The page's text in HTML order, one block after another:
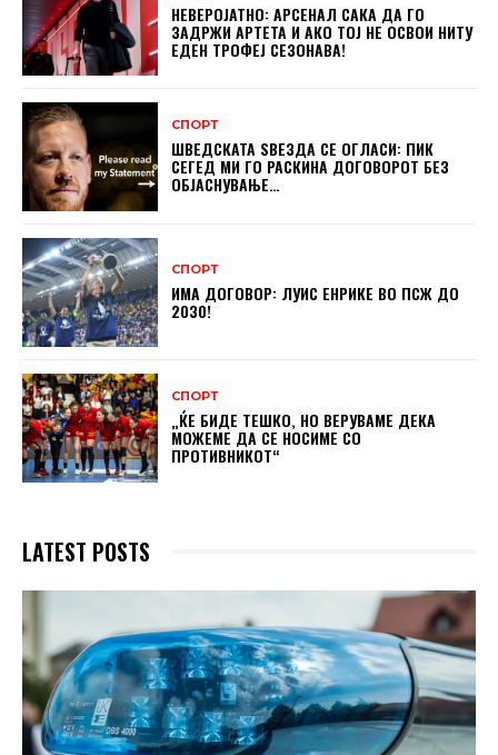
НЕВЕРОЈАТНО: АРСЕНАЛ САКА ДА ГО
ЗАДРЖИ АРТЕТА И АКО ТОЈ НЕ ОСВОИ НИТУ
ЕДЕН ТРОФЕЈ СЕЗОНАВА!
СПОРТ
ШВЕДСКАТА ЅВЕЗДА СЕ ОГЛАСИ: ПИК
СЕГЕД МИ ГО РАСКИНА ДОГОВОРОТ БЕЗ
ОБЈАСНУВАЊЕ…
СПОРТ
ИМА ДОГОВОР: ЛУИС ЕНРИКЕ ВО ПСЖ ДО
2030!
СПОРТ
„ЌЕ БИДЕ ТЕШКО, НО ВЕРУВАМЕ ДЕКА
МОЖЕМЕ ДA СЕ НОСИМЕ СО
ПРОТИВНИКОТ“
LATEST POSTS